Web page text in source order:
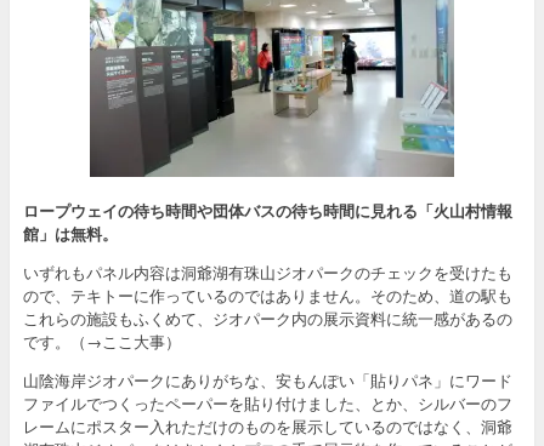
ロープウェイの待ち時間や団体バスの待ち時間に見れる「火山村情報
館」は無料。
いずれもパネル内容は洞爺湖有珠山ジオパークのチェックを受けたも
ので、テキトーに作っているのではありません。そのため、道の駅も
これらの施設もふくめて、ジオパーク内の展示資料に統一感があるの
です。（→ここ大事）
山陰海岸ジオパークにありがちな、安もんぽい「貼りパネ」にワード
ファイルでつくったペーパーを貼り付けました、とか、シルバーのフ
レームにポスター入れただけのものを展示しているのではなく、洞爺